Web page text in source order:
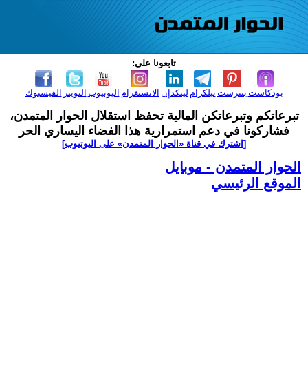
تابعونا على:
الفيسبوك التويتر اليوتيوب الانستغرام لينكدإن تيلكرامبنترست بودكاست
تبرعاتكم وتبرعاتكن المالية تحفظ استقلال الحوار المتمدن،
فشاركونا في دعم استمرارية هذا الفضاء اليساري الحر
[اشترك في قناة ‫«الحوار المتمدن» على اليوتيوب]
الحوار المتمدن - موبايل
الموقع الرئيسي